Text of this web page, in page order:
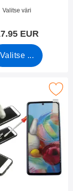
34752
Valitse väri
EUR
Valitse ...
A71 (A715F/DS)
lasista